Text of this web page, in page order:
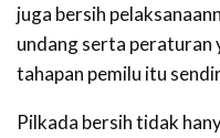
juga bersih
undang serta peraturan
tahapan pemilu itu
Pilkada bersih tidak